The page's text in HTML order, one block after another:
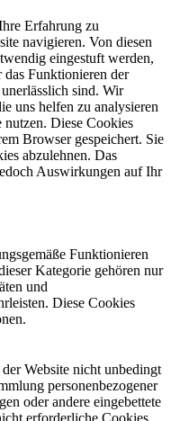
Erfahrung zu
navigieren. Von diesen
eingestuft werden,
Funktionieren der
sind. Wir
uns helfen zu analysieren
nutzen. Diese Cookies
Browser gespeichert. Sie
abzulehnen. Das
Auswirkungen auf Ihr
Funktionieren
Kategorie gehören nur
und
Diese Cookies
Website nicht unbedingt
personenbezogener
oder andere eingebettete
erforderliche Cookies